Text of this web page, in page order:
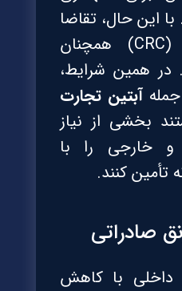
این حال، تقاضا
برای ورق سرد (CRC) همچنان
در همین شرایط،
آبتین تجارت
بخشی از نیاز
و خارجی را با
تأمین کنند.
صادراتی
داخلی با کاهش